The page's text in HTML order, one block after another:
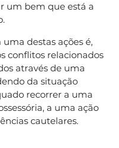
um bem que está a
destas ações é,
conflitos relacionados
através de uma
da situação
recorrer a uma
a uma ação
cautelares.